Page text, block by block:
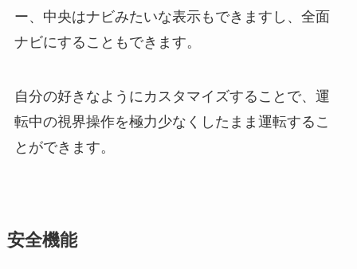
ー、中央はナビみたいな表示もできますし、全面
ナビにすることもできます。
自分の好きなようにカスタマイズすることで、運
転中の視界操作を極力少なくしたまま運転するこ
とができます。
安全機能